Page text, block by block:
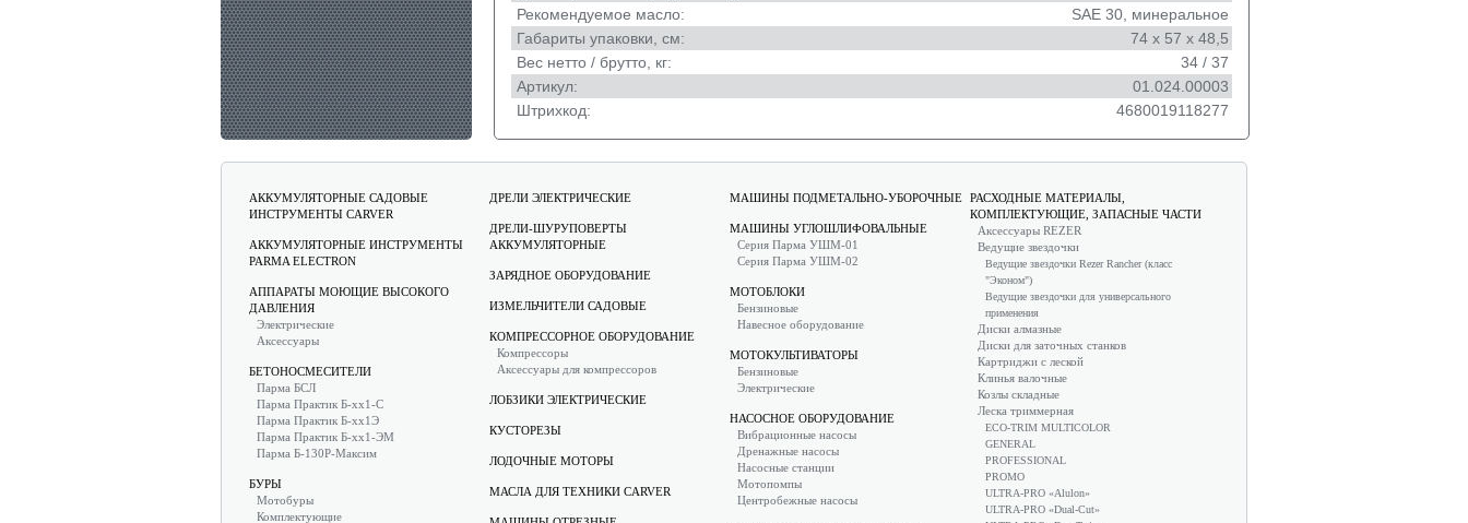
Рекомендуемое масло:
SAE 30, минеральное
Габариты упаковки, см:
74 х 57 х 48,5
Вес нетто / брутто, кг:
34 / 37
Артикул:
01.024.00003
Штрихкод:
4680019118277
АККУМУЛЯТОРНЫЕ САДОВЫЕ
ИНСТРУМЕНТЫ CARVER
АККУМУЛЯТОРНЫЕ ИНСТРУМЕНТЫ
PARMA ELECTRON
АППАРАТЫ МОЮЩИЕ ВЫСОКОГО
ДАВЛЕНИЯ
Электрические
Аксессуары
БЕТОНОСМЕСИТЕЛИ
Парма БСЛ
Парма Практик Б-хх1-С
Парма Практик Б-хх1Э
Парма Практик Б-хх1-ЭМ
Парма Б-130Р-Максим
БУРЫ
Мотобуры
Комплектующие
ДРЕЛИ ЭЛЕКТРИЧЕСКИЕ
ДРЕЛИ-ШУРУПОВЕРТЫ
АККУМУЛЯТОРНЫЕ
ЗАРЯДНОЕ ОБОРУДОВАНИЕ
ИЗМЕЛЬЧИТЕЛИ САДОВЫЕ
КОМПРЕССОРНОЕ ОБОРУДОВАНИЕ
Компрессоры
Аксессуары для компрессоров
ЛОБЗИКИ ЭЛЕКТРИЧЕСКИЕ
КУСТОРЕЗЫ
ЛОДОЧНЫЕ МОТОРЫ
МАСЛА ДЛЯ ТЕХНИКИ CARVER
МАШИНЫ ПОДМЕТАЛЬНО-УБОРОЧНЫЕ
МАШИНЫ УГЛОШЛИФОВАЛЬНЫЕ
Серия Парма УШМ-01
Серия Парма УШМ-02
МОТОБЛОКИ
Бензиновые
Навесное оборудование
МОТОКУЛЬТИВАТОРЫ
Бензиновые
Электрические
НАСОСНОЕ ОБОРУДОВАНИЕ
Вибрационные насосы
Дренажные насосы
Насосные станции
Мотопомпы
Центробежные насосы
РАСХОДНЫЕ МАТЕРИАЛЫ,
КОМПЛЕКТУЮЩИЕ, ЗАПАСНЫЕ ЧАСТИ
Аксессуары REZER
Ведущие звездочки
Ведущие звездочки Rezer Rancher (класс
"Эконом")
Ведущие звездочки для универсального
применения
Диски алмазные
Диски для заточных станков
Картриджи с леской
Клинья валочные
Козлы складные
Леска триммерная
ECO-TRIM MULTICOLOR
GENERAL
PROFESSIONAL
PROMO
ULTRA-PRO «Alulon»
ULTRA-PRO «Dual-Cut»